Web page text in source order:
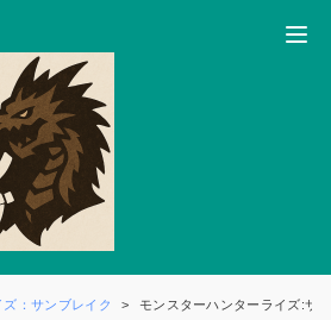
：サンブレイク モンスターハンターライズ:サ